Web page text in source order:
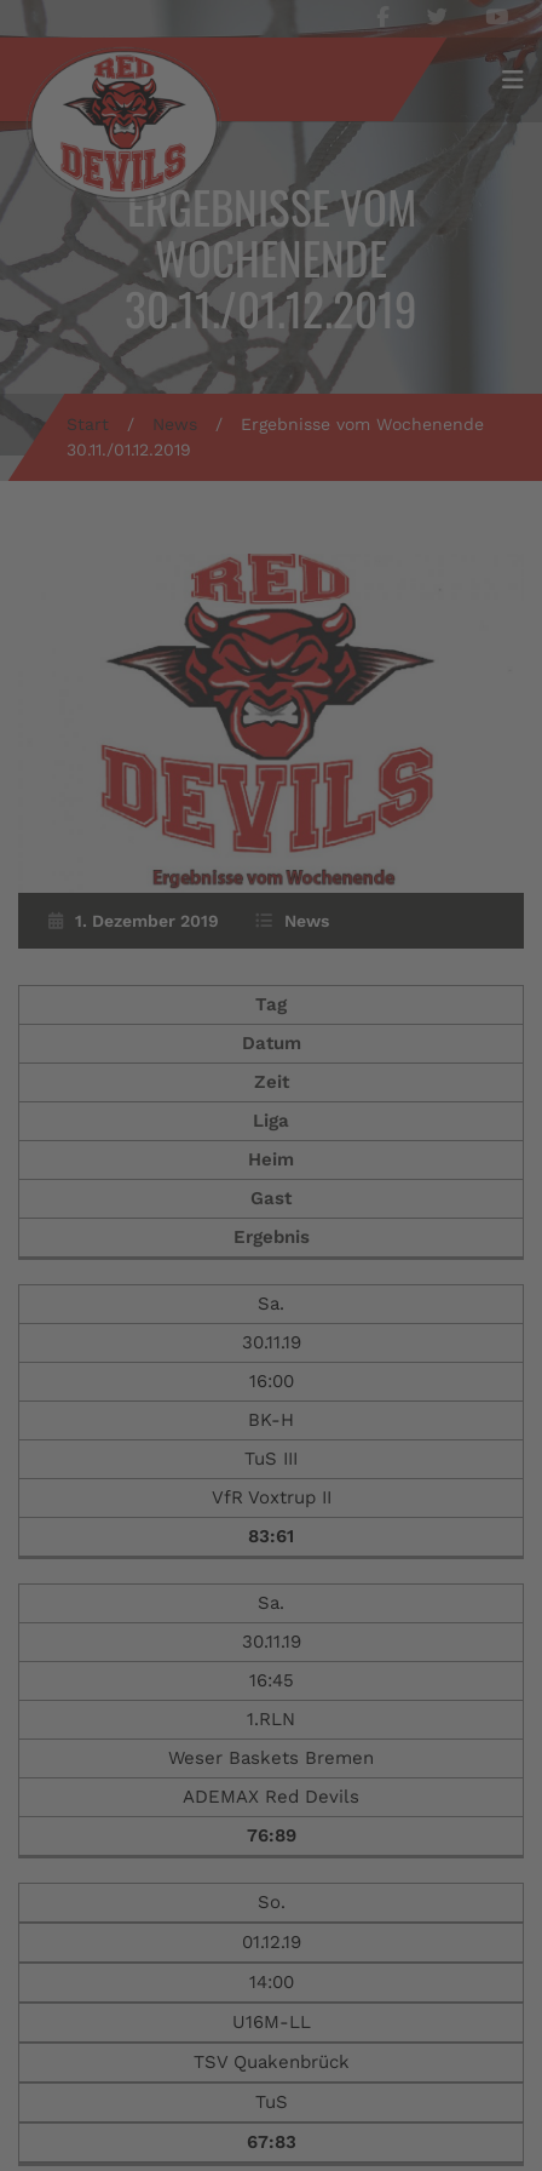
ERGEBNISSE VOM
WOCHENENDE
30.11./01.12.2019
Start / News /
Ergebnisse vom Wochenende
30.11./01.12.2019
1. Dezember 2019 News
Tag
Datum
Zeit
Liga
Heim
Gast
Ergebnis
Sa.
30.11.19
16:00
BK-H
TuS III
VfR Voxtrup II
83:61
Sa.
30.11.19
16:45
1.RLN
Weser Baskets Bremen
ADEMAX Red Devils
76:89
So.
01.12.19
14:00
U16M-LL
TSV Quakenbrück
TuS
67:83